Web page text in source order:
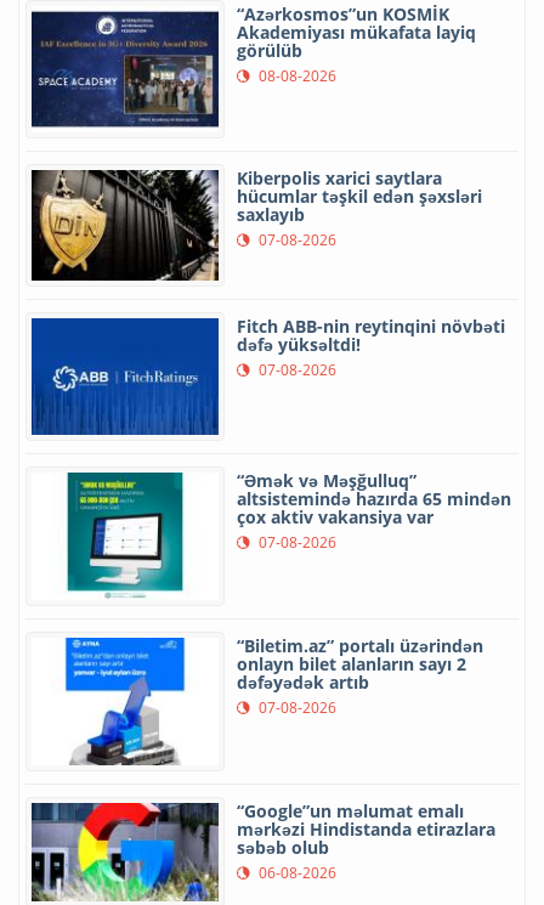
“Azərkosmos”un KOSMİK
Akademiyası mükafata layiq
görülüb
08-08-2026
Kiberpolis xarici saytlara
hücumlar təşkil edən şəxsləri
saxlayıb
07-08-2026
Fitch ABB-nin reytinqini növbəti
dəfə yüksəltdi!
07-08-2026
“Əmək və Məşğulluq”
altsistemində hazırda 65 mindən
çox aktiv vakansiya var
07-08-2026
“Biletim.az” portalı üzərindən
onlayn bilet alanların sayı 2
dəfəyədək artıb
07-08-2026
“Google”un məlumat emalı
mərkəzi Hindistanda etirazlara
səbəb olub
06-08-2026